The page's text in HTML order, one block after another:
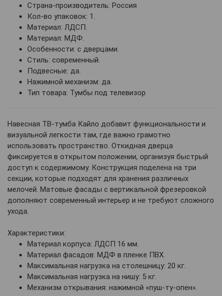
Страна-производитель: Россия
Кол-во упаковок: 1.
Материал: ЛДСП.
Материал: МДФ.
Особенности: с дверцами.
Стиль: современный.
Подвесные: да.
Нажимной механизм: да.
Тип товара: Тумбы под телевизор
Навесная ТВ-тумба Кайло добавит функциональности и
визуальной легкости там, где важно грамотно
использовать пространство. Откидная дверца
фиксируется в открытом положении, организуя быстрый
доступ к содержимому. Конструкция поделена на три
секции, которые подходят для хранения различных
мелочей. Матовые фасады с вертикальной фрезеровкой
дополняют современный интерьер и не требуют сложного
ухода.
Характеристики:
Материал корпуса: ЛДСП 16 мм.
Материал фасадов: МДФ в пленке ПВХ.
Максимальная нагрузка на столешницу: 20 кг.
Максимальная нагрузка на нишу: 5 кг.
Механизм открывания: нажимной «пуш-ту-опен».